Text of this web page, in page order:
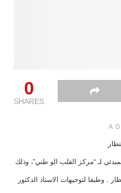
0
SHARES
لـ “مركز القلب الو طني”، وذلك
. وطبقا لتوجيهات الاستاذ الدكتور